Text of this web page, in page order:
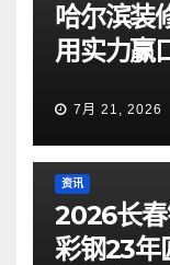
哈尔滨装
用实力赢
7月 21, 2026
资讯
2026长
彩钢23年